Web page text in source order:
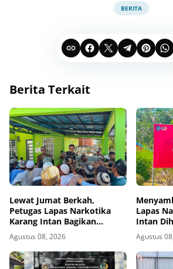
BERITA
Berita Terkait
Lewat Jumat Berkah,
Petugas Lapas Narkotika
Karang Intan Bagikan
Makanan Kepada Warga
Binaan
Agustus 08, 2026
Lapas
Intan
Putih
Agustus